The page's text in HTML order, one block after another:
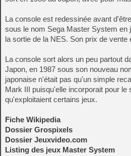
La console est redessinée avant
sous le nom Sega Master System en
la sortie de la NES. Son prix de vente
La console sort alors un peu partout
Japon, en 1987 sous son nouveau
japonaise n'était pas qu'un simple
Mark III puisqu'elle incorporait pour le
qu'exploitaient certains jeux.
Fiche Wikipedia
Dossier Grospixels
Dossier Jeuxvideo.com
Listing des jeux Master System